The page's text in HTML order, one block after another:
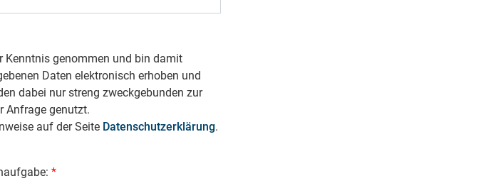
Kenntnis genommen und bin damit
Daten elektronisch erhoben und
dabei nur streng zweckgebunden zur
Anfrage genutzt.
auf der Seite Datenschutzerklärung.